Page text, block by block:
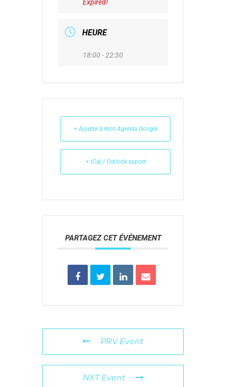
Expired!
HEURE
18:00 - 22:30
+ Ajouter à mon Agenda Google
+ iCal / Outlook export
PARTAGEZ CET ÉVÉNEMENT
PRV Event
NXT Event